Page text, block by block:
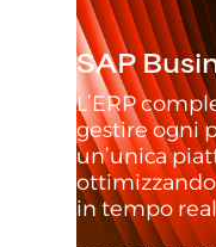
SAP
L’ERP
gestire ogni
un’unica
in tempo